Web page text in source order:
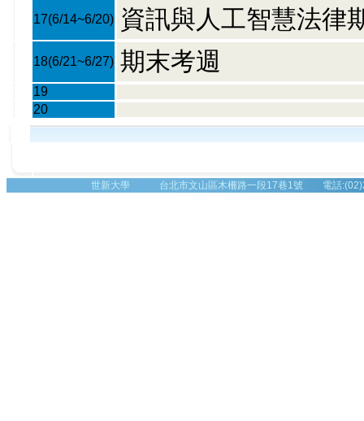
17(6/14~6/20) 資訊與人工智慧法律
18(6/21~6/27) 期末考週
19
20
世新大學 台北市文山區木柵路一段17巷1號 電話